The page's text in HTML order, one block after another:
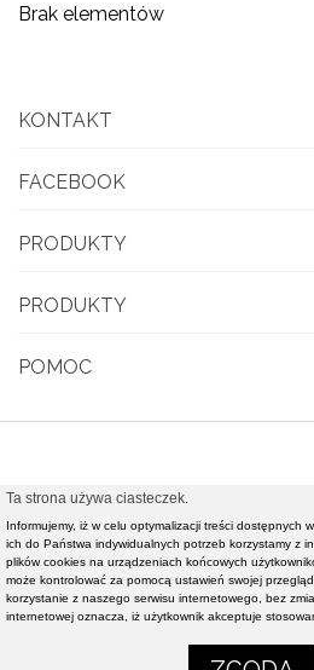
Brak elementów
KONTAKT
FACEBOOK
PRODUKTY
PRODUKTY
POMOC
© 2021 OBUWIE TOP MODA -
nowości rynkowe światowej
pozycjonowanie strony :Rafał
Ta strona używa ciasteczek.
Informujemy, iż w celu optymalizacji treści dostępnych
ich do Państwa indywidualnych potrzeb korzystamy z
plików cookies na urządzeniach końcowych
może kontrolować za pomocą ustawień swojej
korzystanie z naszego serwisu internetowego, bez
internetowej oznacza, iż użytkownik akceptuje